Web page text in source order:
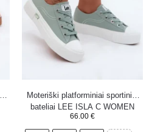
Moteriški platforminiai sportiniai
bateliai LEE ISLA C WOMEN
LOW 50261002.98K Mint
66.00 €